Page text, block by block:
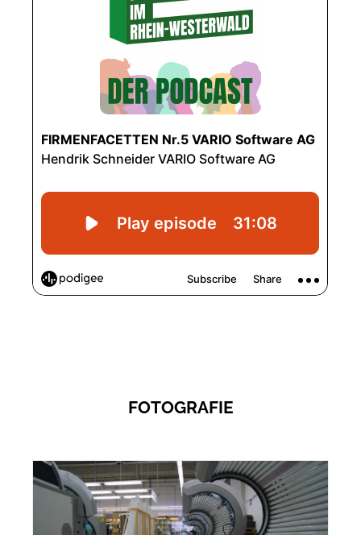
FOTOGRAFIE